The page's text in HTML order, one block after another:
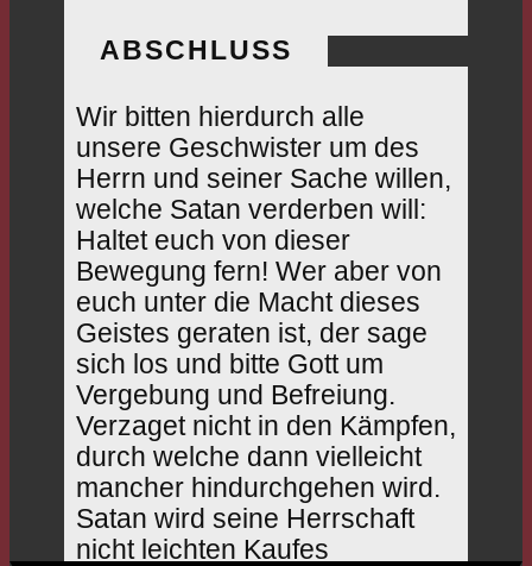
ABSCHLUSS
Wir bitten hierdurch alle
unsere Geschwister um des
Herrn und seiner Sache willen,
welche Satan verderben will:
Haltet euch von dieser
Bewegung fern! Wer aber von
euch unter die Macht dieses
Geistes geraten ist, der sage
sich los und bitte Gott um
Vergebung und Befreiung.
Verzaget nicht in den Kämpfen,
durch welche dann vielleicht
mancher hindurchgehen wird.
Satan wird seine Herrschaft
nicht leichten Kaufes